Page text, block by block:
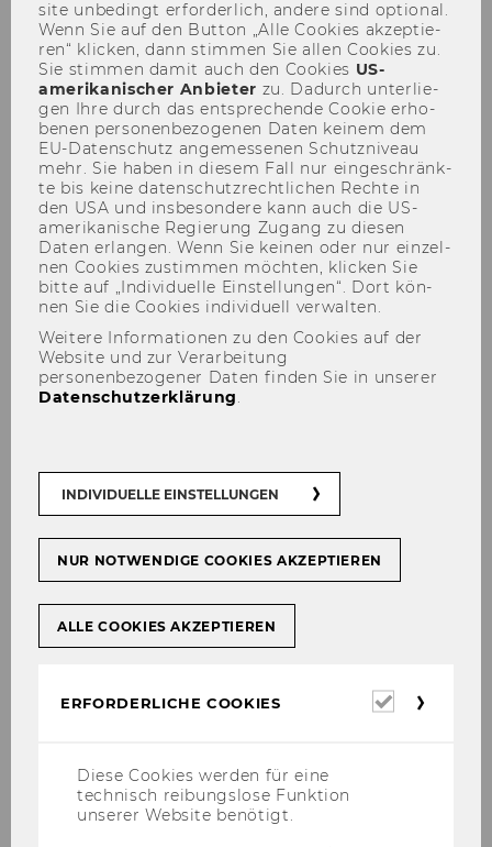
Was wurde aus ...
Hans-​Jörgen Ai­gner
Bern­hard Ca­ne­te
Sa­bi­ne Schmidjell-​Dommes
Ve­ro­ni­ka Dau­rer
site un­be­dingt er­for­der­lich, an­de­re sind op­tio­nal.
Wenn Sie auf den But­ton „Alle Coo­kies ak­zep­tie­
ren“ kli­cken, dann stim­men Sie allen Coo­kies zu.
Sie stim­men damit auch den Coo­kies US-​
amerikanischer An­bie­ter zu. Da­durch un­ter­lie­
gen Ihre durch das ent­spre­chen­de Coo­kie er­ho­
be­nen per­so­nen­be­zo­ge­nen Daten kei­nem dem
EU-​Datenschutz an­ge­mes­se­nen Schutz­ni­veau
mehr. Sie haben in die­sem Fall nur ein­ge­schränk­
te bis keine da­ten­schutz­recht­li­chen Rech­te in
den USA und ins­be­son­de­re kann auch die US-​
amerikanische Re­gie­rung Zu­gang zu die­sen
Daten er­lan­gen. Wenn Sie kei­nen oder nur ein­zel­
nen Coo­kies zu­stim­men möch­ten, kli­cken Sie
bitte auf „In­di­vi­du­el­le Ein­stel­lun­gen“. Dort kön­
nen Sie die Coo­kies in­di­vi­du­ell ver­wal­ten.
Weitere Informationen zu den Cookies auf der
Website und zur Verarbeitung
personenbezogener Daten finden Sie in unserer
Datenschutzerklärung
INDIVIDUELLE EINSTELLUNGEN
NUR NOTWENDIGE COOKIES AKZEPTIEREN
ALLE COOKIES AKZEPTIEREN
ERFORDERLICHE COOKIES
Diese Cookies werden für eine
technisch reibungslose Funktion
unserer Website benötigt.